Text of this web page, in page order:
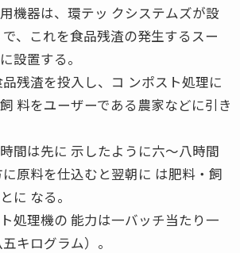
機器は、環テッ クシステムズが設
、これを食品残渣の発生するスー
設置する。
残渣を投入し、コ ンポスト処理に
料をユーザーである農家などに引き
間は先に 示したように六〜八時間
原料を仕込むと翌朝に は肥料・飼
に なる。
処理機の 能力は一バッチ当たり一
キログラム）。